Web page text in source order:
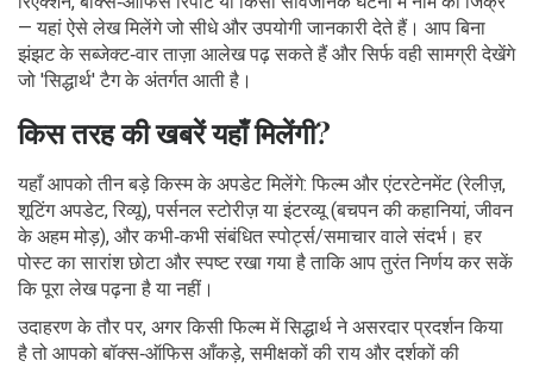
— यहां ऐसे लेख मिलेंगे जो सीधे और उपयोगी जानकारी देते हैं। आप बिना
झंझट के सब्जेक्ट‑वार ताज़ा आलेख पढ़ सकते हैं और सिर्फ वही सामग्री देखेंगे
जो 'सिद्धार्थ' टैग के अंतर्गत आती है।
किस तरह की खबरें यहाँ मिलेंगी?
यहाँ आपको तीन बड़े किस्म के अपडेट मिलेंगे: फिल्म और एंटरटेनमेंट (रेलीज़,
शूटिंग अपडेट, रिव्यू), पर्सनल स्टोरीज़ या इंटरव्यू (बचपन की कहानियां, जीवन
के अहम मोड़), और कभी‑कभी संबंधित स्पोर्ट्स/समाचार वाले संदर्भ। हर
पोस्ट का सारांश छोटा और स्पष्ट रखा गया है ताकि आप तुरंत निर्णय कर सकें
कि पूरा लेख पढ़ना है या नहीं।
उदाहरण के तौर पर, अगर किसी फिल्म में सिद्धार्थ ने असरदार प्रदर्शन किया
है तो आपको बॉक्स‑ऑफिस आँकड़े, समीक्षकों की राय और दर्शकों की